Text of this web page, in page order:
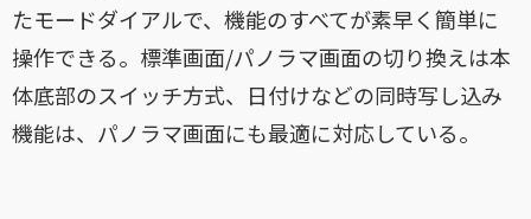
たモードダイアルで、機能のすべてが素早く簡単に
操作できる。標準画面/パノラマ画面の切り換えは本
体底部のスイッチ方式、日付けなどの同時写し込み
機能は、パノラマ画面にも最適に対応している。